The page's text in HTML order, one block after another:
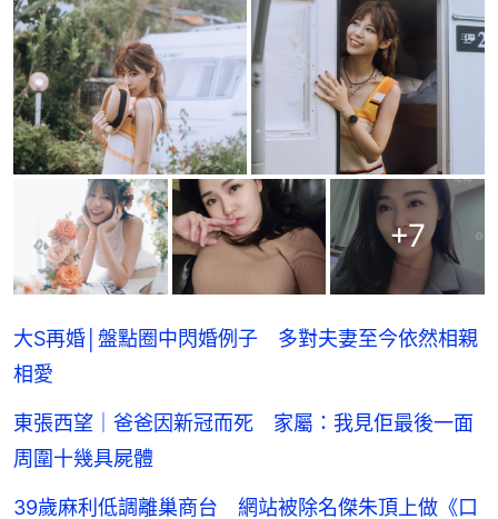
+7
大S再婚│盤點圈中閃婚例子 多對夫妻至今依然相親
相愛
東張西望｜爸爸因新冠而死 家屬：我見佢最後一面
周圍十幾具屍體
39歲麻利低調離巢商台 網站被除名傑朱頂上做《口